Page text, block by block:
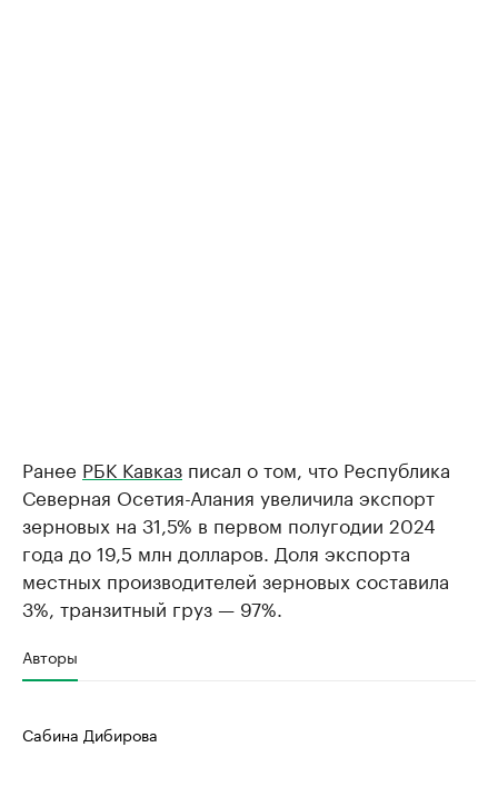
Ранее РБК Кавказ писал о том, что Республика
Северная Осетия-Алания увеличила экспорт
зерновых на 31,5% в первом полугодии 2024
года до 19,5 млн долларов. Доля экспорта
местных производителей зерновых составила
3%, транзитный груз — 97%.
Авторы
Сабина Дибирова